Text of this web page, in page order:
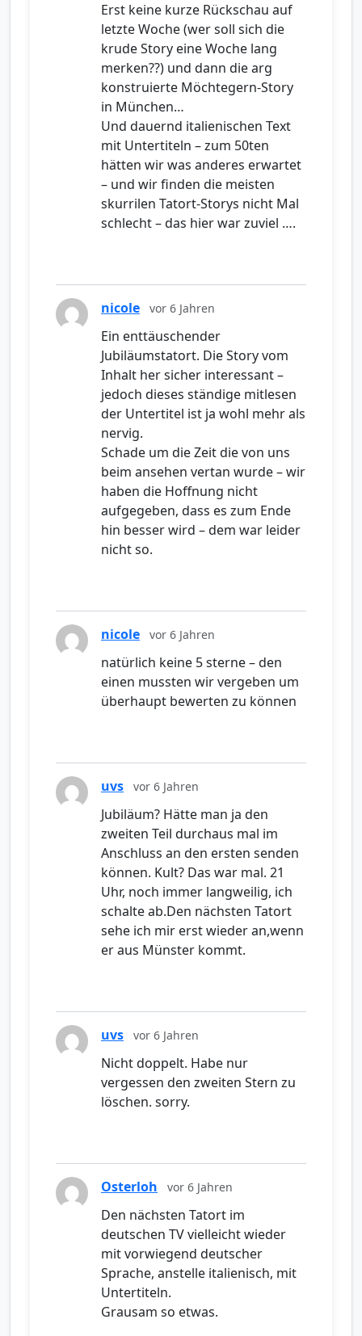
Erst keine kurze Rückschau auf
letzte Woche (wer soll sich die
krude Story eine Woche lang
merken??) und dann die arg
konstruierte Möchtegern-Story
in München…
Und dauernd italienischen Text
mit Untertiteln – zum 50ten
hätten wir was anderes erwartet
– und wir finden die meisten
skurrilen Tatort-Storys nicht Mal
schlecht – das hier war zuviel ….
nicole vor 6 Jahren
Ein enttäuschender
Jubiläumstatort. Die Story vom
Inhalt her sicher interessant –
jedoch dieses ständige mitlesen
der Untertitel ist ja wohl mehr als
nervig.
Schade um die Zeit die von uns
beim ansehen vertan wurde – wir
haben die Hoffnung nicht
aufgegeben, dass es zum Ende
hin besser wird – dem war leider
nicht so.
nicole vor 6 Jahren
natürlich keine 5 sterne – den
einen mussten wir vergeben um
überhaupt bewerten zu können
uvs vor 6 Jahren
Jubiläum? Hätte man ja den
zweiten Teil durchaus mal im
Anschluss an den ersten senden
können. Kult? Das war mal. 21
Uhr, noch immer langweilig, ich
schalte ab.Den nächsten Tatort
sehe ich mir erst wieder an,wenn
er aus Münster kommt.
uvs vor 6 Jahren
Nicht doppelt. Habe nur
vergessen den zweiten Stern zu
löschen. sorry.
Osterloh vor 6 Jahren
Den nächsten Tatort im
deutschen TV vielleicht wieder
mit vorwiegend deutscher
Sprache, anstelle italienisch, mit
Untertiteln.
Grausam so etwas.